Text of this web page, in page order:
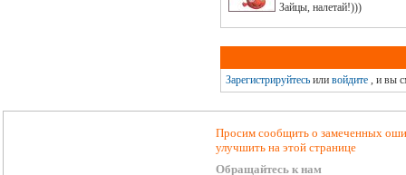
Зайцы, налетай!)))
Зарегистрируйтесьили войдите, и вы
Просим сообщить о замеченных
улучшить на этой странице
Обращайтесь к нам